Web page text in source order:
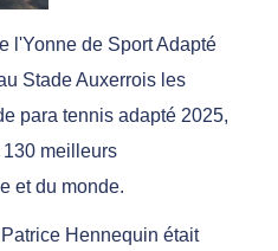
l'Yonne de Sport Adapté
Stade Auxerrois les
para tennis adapté 2025,
meilleurs
et du monde.
Hennequin était